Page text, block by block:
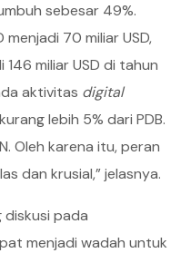
sebesar 49%.
menjadi 70 miliar USD,
miliar USD di tahun
aktivitas digital
lebih 5% dari PDB.
Oleh karena itu, peran
dan krusial,” jelasnya.
pada
menjadi wadah untuk